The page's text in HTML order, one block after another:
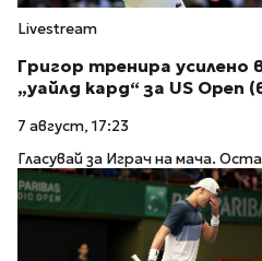
Livestream
Григор тренира усилено
„уайлд кард“ за US Open
7 август, 17:23
Гласувай за Играч на мача.